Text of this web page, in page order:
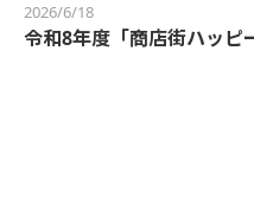
2026/6/18
令和8年度「商店街ハッピ